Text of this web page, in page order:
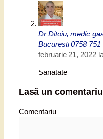
Dr Ditoiu, medic
Bucuresti 0758 751
februarie 21, 2022
Sănătate
Lasă un comentariu
Comentariu